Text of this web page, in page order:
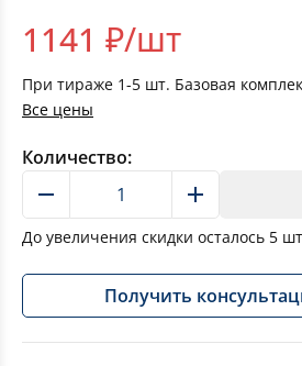
1141 ₽/шт
При тираже 1-5 шт. Базовая
Все цены
Количество:
До увеличения скидки осталось 5
Получить